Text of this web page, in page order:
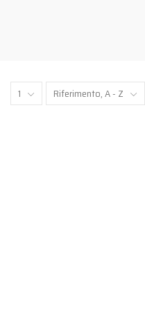
1 Riferimento, A - Z